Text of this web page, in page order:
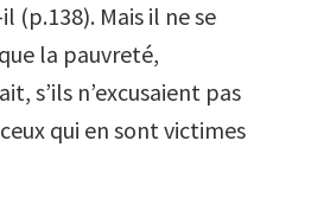
(p.138). Mais il ne se
la pauvreté,
s’ils n’excusaient pas
qui en sont victimes